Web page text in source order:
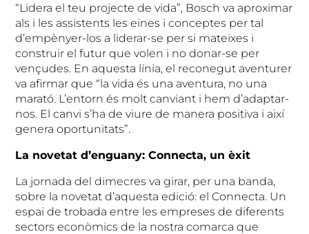
“Lidera el teu projecte de vida”, Bosch va aproximar
als i les assistents les eines i conceptes per tal
d’empènyer-los a liderar-se per si mateixes i
construir el futur que volen i no donar-se per
vençudes. En aquesta línia, el reconegut aventurer
va afirmar que “la vida és una aventura, no una
marató. L’entorn és molt canviant i hem d’adaptar-
nos. El canvi s’ha de viure de manera positiva i així
genera oportunitats”.
La novetat d’enguany: Connecta, un èxit
La jornada del dimecres va girar, per una banda,
sobre la novetat d’aquesta edició: el Connecta. Un
espai de trobada entre les empreses de diferents
sectors econòmics de la nostra comarca que